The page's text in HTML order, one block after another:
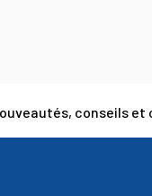
conseils